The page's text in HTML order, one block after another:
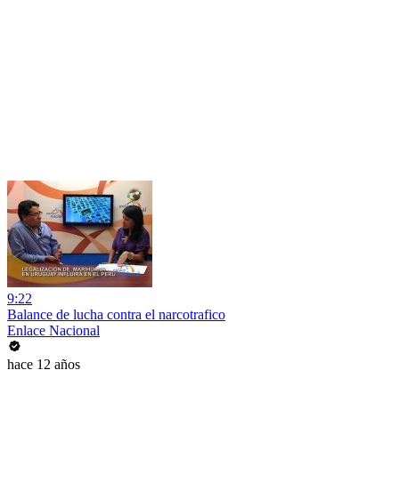
9:22
Balance de lucha contra el narcotrafico
Enlace Nacional
hace 12 años